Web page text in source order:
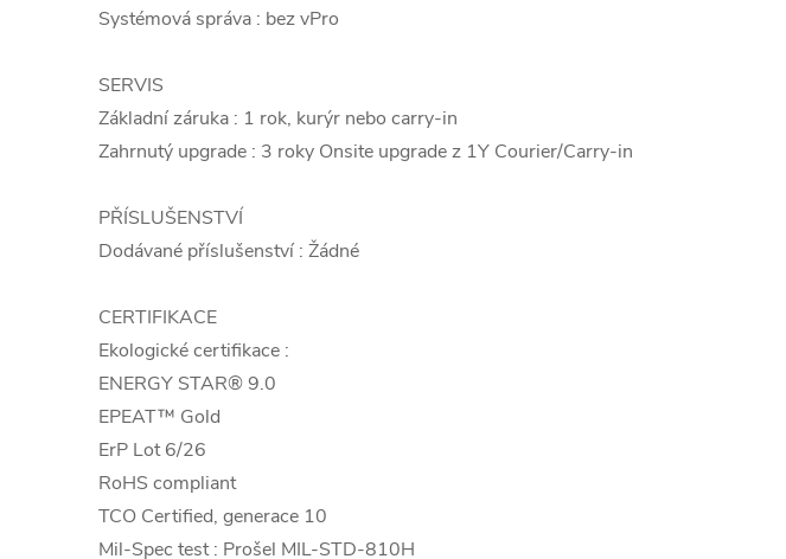
Systémová správa : bez vPro
SERVIS
Základní záruka : 1 rok, kurýr nebo carry-in
Zahrnutý upgrade : 3 roky Onsite upgrade z 1Y Courier/Carry-in
PŘÍSLUŠENSTVÍ
Dodávané příslušenství : Žádné
CERTIFIKACE
Ekologické certifikace :
ENERGY STAR® 9.0
EPEAT™ Gold
ErP Lot 6/26
RoHS compliant
TCO Certified, generace 10
Mil-Spec test : Prošel MIL-STD-810H